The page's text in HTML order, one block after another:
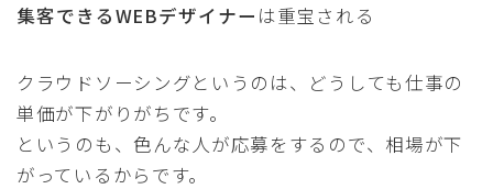
集客できるWEBデザイナー は重宝される
クラウドソーシングというのは、どうしても仕事の
単価が下がりがちです。
というのも、色んな人が応募をするので、相場が下
がっているからです。